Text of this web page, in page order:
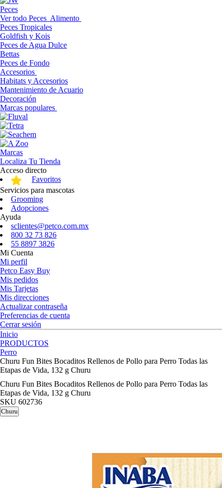
Peces
Ver todo Peces Alimento
Peces Tropicales
Goldfish y Kois
Peces de Agua Dulce
Bettas
Peces de Fondo
Accesorios
Habitats y Accesorios
Mantenimiento de Acuario
Decoración
Marcas populares
Marcas
Localiza Tu Tienda
Acceso directo
Favoritos
Servicios para mascotas
Grooming
Adopciones
Ayuda
sclientes@petco.com.mx
800 32 73 826
55 8897 3826
Mi Cuenta
Mi perfil
Petco Easy Buy
Mis pedidos
Mis Tarjetas
Mis direcciones
Actualizar contraseña
Preferencias de cuenta
Cerrar sesión
Inicio
PRODUCTOS
Perro
Churu Fun Bites Bocaditos Rellenos de Pollo para Perro Todas las
Etapas de Vida, 132 g Churu
Churu Fun Bites Bocaditos Rellenos de Pollo para Perro Todas las
Etapas de Vida, 132 g Churu
SKU 602736
Churu